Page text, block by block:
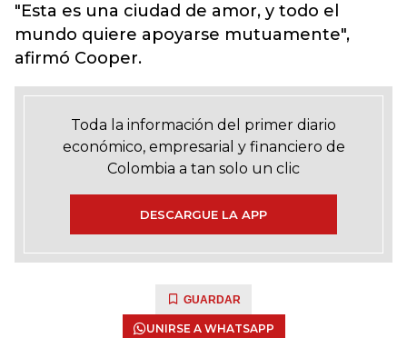
"Esta es una ciudad de amor, y todo el
mundo quiere apoyarse mutuamente",
afirmó Cooper.
Toda la información del primer diario
económico, empresarial y financiero de
Colombia a tan solo un clic
DESCARGUE LA APP
GUARDAR
UNIRSE A WHATSAPP